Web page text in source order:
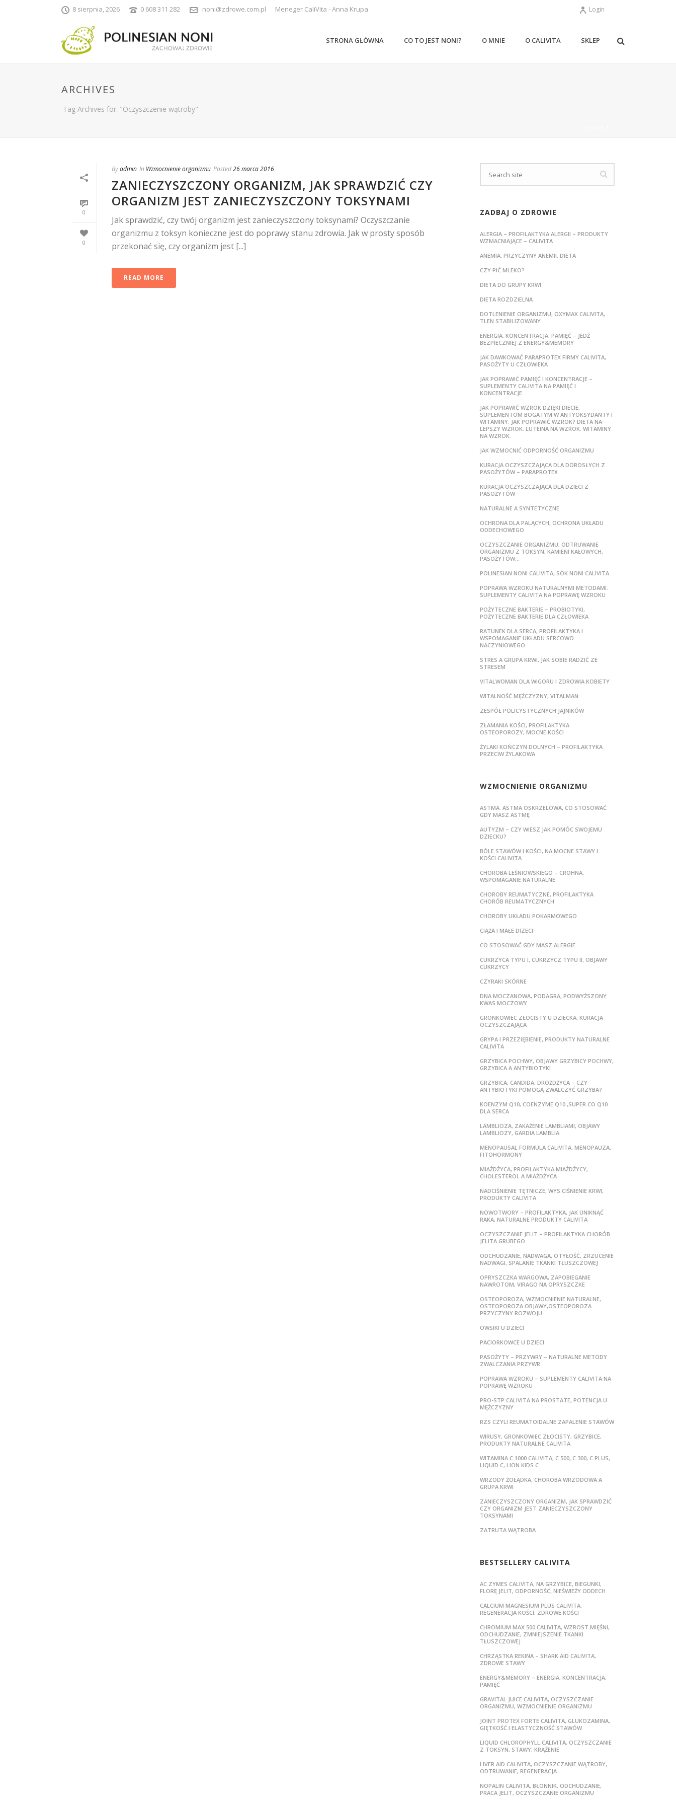
8 sierpnia, 2026 0 608 311 282 noni@zdrowe.com.pl Meneger CaliVita - Anna Krupa Login
STRONA GŁÓWNA CO TO JEST NONI? O MNIE O CALIVITA SKLEP
ARCHIVES
Tag Archives for: "Oczyszczenie wątroby"
0
0
Byadmin In Wzmocnienie organizmu Posted26 marca 2016
ZANIECZYSZCZONY ORGANIZM, JAK SPRAWDZIĆ CZY
ORGANIZM JEST ZANIECZYSZCZONY TOKSYNAMI
Jak sprawdzić, czy twój organizm jest zanieczyszczony toksynami? Oczyszczanie
organizmu z toksyn konieczne jest do poprawy stanu zdrowia. Jak w prosty sposób
przekonać się, czy organizm jest [...]
READ MORE
ZADBAJ O ZDROWIE
ALERGIA – PROFILAKTYKA ALERGII – PRODUKTY
WZMACNIAJĄCE – CALIVITA
ANEMIA, PRZYCZYNY ANEMII, DIETA
CZY PIĆ MLEKO?
DIETA DO GRUPY KRWI
DIETA ROZDZIELNA
DOTLENIENIE ORGANIZMU, OXYMAX CALIVITA,
TLEN STABILIZOWANY
ENERGIA, KONCENTRACJA, PAMIĘĆ – JEDŹ
BEZPIECZNIEJ Z ENERGY&MEMORY
JAK DAWKOWAĆ PARAPROTEX FIRMY CALIVITA,
PASOŻYTY U CZŁOWIEKA
JAK POPRAWIĆ PAMIĘĆ I KONCENTRACJE –
SUPLEMENTY CALIVITA NA PAMIĘĆ I
KONCENTRACJE
JAK POPRAWIĆ WZROK DZIĘKI DIECIE,
SUPLEMENTOM BOGATYM W ANTYOKSYDANTY I
WITAMINY. JAK POPRAWIĆ WZROK? DIETA NA
LEPSZY WZROK. LUTEINA NA WZROK. WITAMINY
NA WZROK.
JAK WZMOCNIĆ ODPORNOŚĆ ORGANIZMU
KURACJA OCZYSZCZAJĄCA DLA DOROSŁYCH Z
PASOŻYTÓW – PARAPROTEX
KURACJA OCZYSZCZAJĄCA DLA DZIECI Z
PASOŻYTÓW
NATURALNE A SYNTETYCZNE
OCHRONA DLA PALĄCYCH, OCHRONA UKŁADU
ODDECHOWEGO
OCZYSZCZANIE ORGANIZMU, ODTRUWANIE
ORGANIZMU Z TOKSYN, KAMIENI KAŁOWYCH,
PASOŻYTÓW…
POLINESIAN NONI CALIVITA, SOK NONI CALIVITA
POPRAWA WZROKU NATURALNYMI METODAMI.
SUPLEMENTY CALIVITA NA POPRAWĘ WZROKU
POŻYTECZNE BAKTERIE – PROBIOTYKI,
POŻYTECZNE BAKTERIE DLA CZŁOWIEKA
RATUNEK DLA SERCA, PROFILAKTYKA I
WSPOMAGANIE UKŁADU SERCOWO
NACZYNIOWEGO
STRES A GRUPA KRWI, JAK SOBIE RADZIĆ ZE
STRESEM
VITALWOMAN DLA WIGORU I ZDROWIA KOBIETY
WITALNOŚĆ MĘŻCZYZNY, VITALMAN
ZESPÓŁ POLICYSTYCZNYCH JAJNIKÓW
ZŁAMANIA KOŚCI, PROFILAKTYKA
OSTEOPOROZY, MOCNE KOŚCI
ŻYLAKI KOŃCZYN DOLNYCH – PROFILAKTYKA
PRZECIW ŻYLAKOWA
WZMOCNIENIE ORGANIZMU
ASTMA. ASTMA OSKRZELOWA, CO STOSOWAĆ
GDY MASZ ASTMĘ
AUTYZM – CZY WIESZ JAK POMÓC SWOJEMU
DZIECKU?
BÓLE STAWÓW I KOŚCI, NA MOCNE STAWY I
KOŚCI CALIVITA
CHOROBA LEŚNIOWSKIEGO – CROHNA,
WSPOMAGANIE NATURALNE
CHOROBY REUMATYCZNE, PROFILAKTYKA
CHORÓB REUMATYCZNYCH
CHOROBY UKŁADU POKARMOWEGO
CIĄŻA I MAŁE DIZECI
CO STOSOWAĆ GDY MASZ ALERGIE
CUKRZYCA TYPU I, CUKRZYCZ TYPU II, OBJAWY
CUKRZYCY
CZYRAKI SKÓRNE
DNA MOCZANOWA, PODAGRA, PODWYŻSZONY
KWAS MOCZOWY
GRONKOWIEC ZŁOCISTY U DZIECKA, KURACJA
OCZYSZCZAJĄCA
GRYPA I PRZEZIĘBIENIE, PRODUKTY NATURALNE
CALIVITA
GRZYBICA POCHWY, OBJAWY GRZYBICY POCHWY,
GRZYBICA A ANTYBIOTYKI
GRZYBICA, CANDIDA, DROŻDŻYCA – CZY
ANTYBIOTYKI POMOGĄ ZWALCZYĆ GRZYBA?
KOENZYM Q10, COENZYME Q10 ,SUPER CO Q10
DLA SERCA
LAMBLIOZA, ZAKAŻENIE LAMBLIAMI, OBJAWY
LAMBLIOZY, GARDIA LAMBLIA
MENOPAUSAL FORMULA CALIVITA, MENOPAUZA,
FITOHORMONY
MIAŻDŻYCA, PROFILAKTYKA MIAŻDŻYCY,
CHOLESTEROL A MIAŻDŻYCA
NADCIŚNIENIE TĘTNICZE, WYS.CIŚNIENIE KRWI,
PRODUKTY CALIVITA
NOWOTWORY – PROFILAKTYKA, JAK UNIKNĄĆ
RAKA, NATURALNE PRODUKTY CALIVITA
OCZYSZCZANIE JELIT – PROFILAKTYKA CHORÓB
JELITA GRUBEGO
ODCHUDZANIE, NADWAGA, OTYŁOŚĆ, ZRZUCENIE
NADWAGI, SPALANIE TKANKI TŁUSZCZOWEJ
OPRYSZCZKA WARGOWA, ZAPOBIEGANIE
NAWROTOM, VIRAGO NA OPRYSZCZKE
OSTEOPOROZA, WZMOCNIENIE NATURALNE,
OSTEOPOROZA OBJAWY,OSTEOPOROZA
PRZYCZYNY ROZWOJU
OWSIKI U DZIECI
PACIORKOWCE U DZIECI
PASOŻYTY – PRZYWRY – NATURALNE METODY
ZWALCZANIA PRZYWR
POPRAWA WZROKU – SUPLEMENTY CALIVITA NA
POPRAWĘ WZROKU
PRO-STP CALIVITA NA PROSTATE, POTENCJA U
MĘŻCZYZNY
RZS CZYLI REUMATOIDALNE ZAPALENIE STAWÓW
WIRUSY, GRONKOWIEC ZŁOCISTY, GRZYBICE,
PRODUKTY NATURALNE CALIVITA
WITAMINA C 1000 CALIVITA, C 500, C 300, C PLUS,
LIQUID C, LION KIDS C
WRZODY ŻOŁĄDKA, CHOROBA WRZODOWA A
GRUPA KRWI
ZANIECZYSZCZONY ORGANIZM, JAK SPRAWDZIĆ
CZY ORGANIZM JEST ZANIECZYSZCZONY
TOKSYNAMI
ZATRUTA WĄTROBA
BESTSELLERY CALIVITA
AC ZYMES CALIVITA, NA GRZYBICE, BIEGUNKI,
FLORĘ JELIT, ODPORNOŚĆ, NIEŚWIEŻY ODDECH
CALCIUM MAGNESIUM PLUS CALIVITA,
REGENERACJA KOŚCI, ZDROWE KOŚCI
CHROMIUM MAX 500 CALIVITA, WZROST MIĘŚNI,
ODCHUDZANIE, ZMNIEJSZENIE TKANKI
TŁUSZCZOWEJ
CHRZĄSTKA REKINA – SHARK AID CALIVITA,
ZDROWE STAWY
ENERGY&MEMORY – ENERGIA, KONCENTRACJA,
PAMIĘĆ
GRAVITAL JUICE CALIVITA, OCZYSZCZANIE
ORGANIZMU, WZMOCNIENIE ORGANIZMU
JOINT PROTEX FORTE CALIVITA, GLUKOZAMINA,
GIĘTKOŚĆ I ELASTYCZNOŚĆ STAWÓW
LIQUID CHLOROPHYLL CALIVITA, OCZYSZCZANIE
Z TOKSYN, STAWY, KRĄŻENIE
LIVER AID CALIVITA, OCZYSZCZANIE WĄTROBY,
ODTRUWANIE, REGENERACJA
NOPALIN CALIVITA, BŁONNIK, ODCHUDZANIE,
PRACA JELIT, OCZYSZCZANIE ORGANIZMU